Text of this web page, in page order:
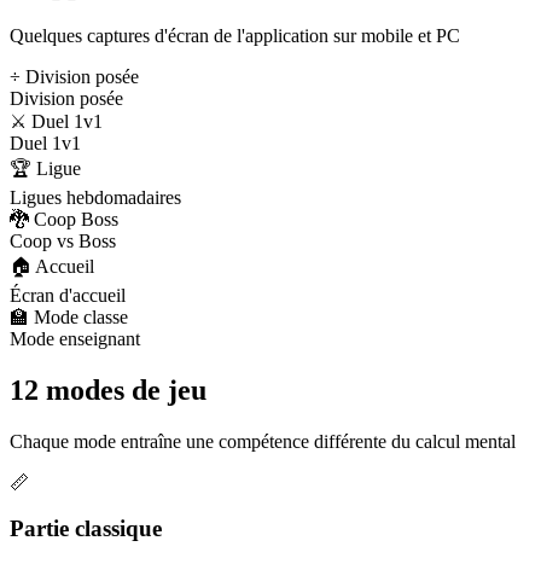
Quelques captures d'écran de l'application sur mobile et PC
÷ Division posée
Division posée
⚔️ Duel 1v1
Duel 1v1
🏆 Ligue
Ligues hebdomadaires
🐉 Coop Boss
Coop vs Boss
🏠 Accueil
Écran d'accueil
🏫 Mode classe
Mode enseignant
12 modes de jeu
Chaque mode entraîne une compétence différente du calcul mental
📏
Partie classique